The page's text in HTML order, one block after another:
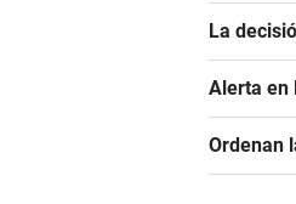
La
Alerta en
Ordenan